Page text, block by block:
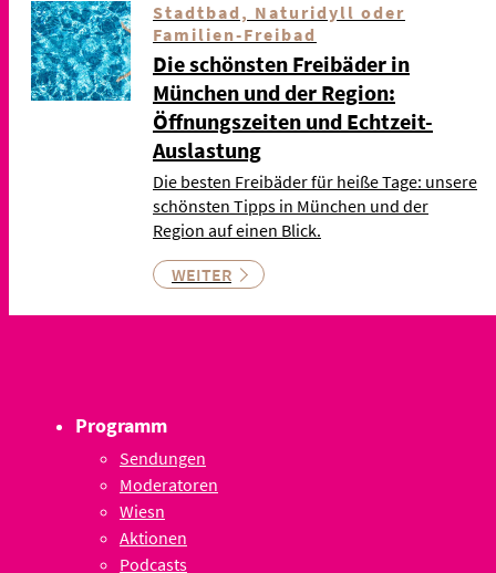
Stadtbad, Naturidyll oder
Familien-Freibad
Die schönsten Freibäder in
München und der Region:
Öffnungszeiten und Echtzeit-
Auslastung
Die besten Freibäder für heiße Tage: unsere
schönsten Tipps in München und der
Region auf einen Blick.
WEITER
Programm
Sendungen
Moderatoren
Wiesn
Aktionen
Podcasts